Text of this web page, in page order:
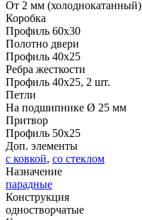
ДНТ
ДУБ БЕЛЁНЫЙ
От 2 мм (холоднокатанный)
Коробка
Профиль 60х30
Полотно двери
Профиль 40х25
Ребра жесткости
Профиль 40х25, 2 шт.
Петли
На подшипнике Ø 25 мм
Притвор
Профиль 50х25
Доп. элементы
с ковкой, со стеклом
Назначение
парадные
Конструкция
одностворчатые